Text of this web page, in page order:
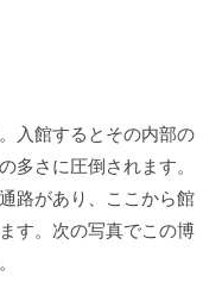
入館するとその内部の
多さに圧倒されます。
路があり、ここから館
す。次の写真でこの博